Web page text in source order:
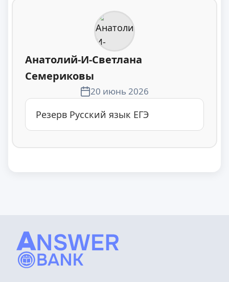
Анатолий-И-Светлана
Семериковы
20 июнь 2026
Резерв Русский язык ЕГЭ